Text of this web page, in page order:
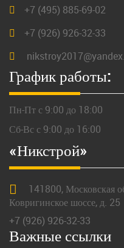
+7 (495) 885-69-02
+7 (926) 926-32-33
График работы:
Пн-Пт с 9:00 до 18:00
Сб-Вс с 9:00 до 16:00
«Никстрой»
141800, Московская
Ковригинское шоссе, д. 25
+7 (926) 926-32-33
Важные ссылки